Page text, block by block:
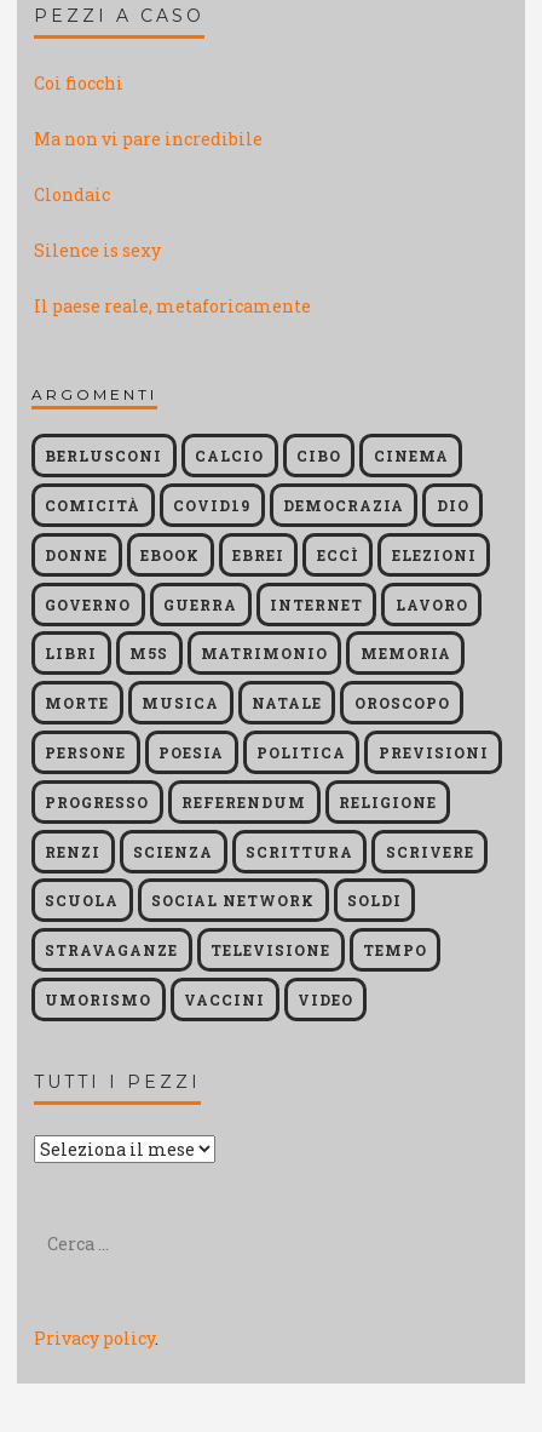
PEZZI A CASO
Coi fiocchi
Ma non vi pare incredibile
Clondaic
Silence is sexy
Il paese reale, metaforicamente
ARGOMENTI
BERLUSCONI CALCIO CIBO CINEMA
COMICITÀ COVID19 DEMOCRAZIA DIO
DONNE EBOOK EBREI ECCÌ ELEZIONI
GOVERNO GUERRA INTERNET LAVORO
LIBRI M5S MATRIMONIO MEMORIA
MORTE MUSICA NATALE OROSCOPO
PERSONE POESIA POLITICA PREVISIONI
PROGRESSO REFERENDUM RELIGIONE
RENZI SCIENZA SCRITTURA SCRIVERE
SCUOLA SOCIAL NETWORK SOLDI
STRAVAGANZE TELEVISIONE TEMPO
UMORISMO VACCINI VIDEO
TUTTI I PEZZI
Tutti
Privacy policy.